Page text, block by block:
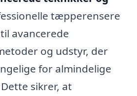
tæpperensere
avancerede
og udstyr, der
for almindelige
sikrer, at